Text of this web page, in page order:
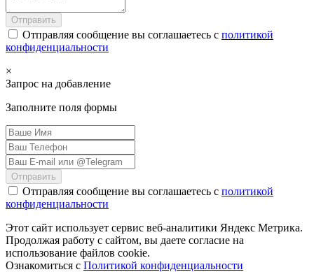
Отправить
Отправляя сообщение вы соглашаетесь с политикой
конфиденциальности
×
Запрос на добавление
Заполните поля формы
Отправить
Отправляя сообщение вы соглашаетесь с политикой
конфиденциальности
Этот сайт использует сервис веб-аналитики Яндекс Метрика.
Продолжая работу с сайтом, вы даете согласие на
использование файлов cookie.
Ознакомиться с Политикой конфиденциальности